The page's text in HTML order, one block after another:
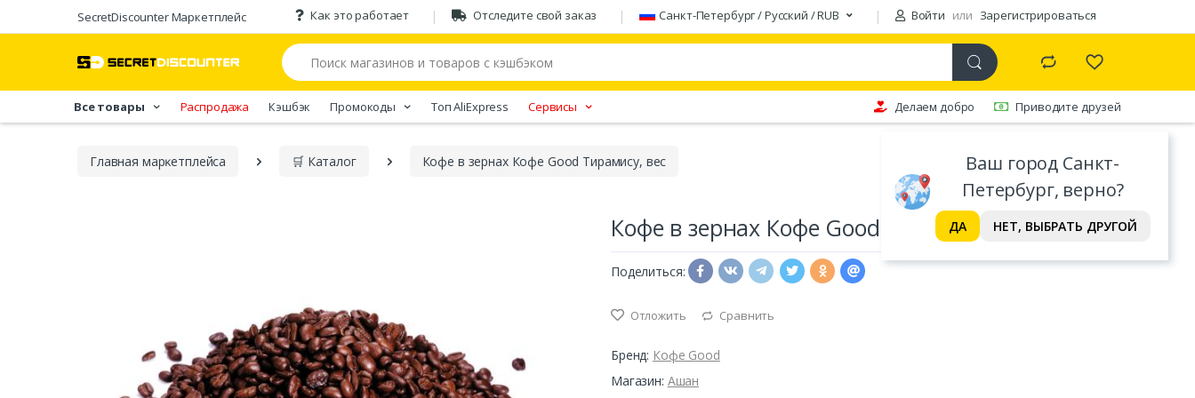
SecretDiscounter Маркетплейс Как это работает Отследите свой заказ Санкт-Петербург / Русский / RUB Войти или Зарегистрироваться
Ваш город Санкт-
Петербург, верно?
ДА НЕТ, ВЫБРАТЬ ДРУГОЙ
Все товары Распродажа Кэшбэк Промокоды Tоп AliExpress Сервисы Делаем добро Приводите друзей
Главная марĸетплейса 🛒 Каталог Кофе в зернах Кофе Good Тирамису, вес
Кофе в зернах Кофе Good Тирамису, вес
Поделиться:
Отложить Сравнить
Бренд: Кофе Good
Магазин: Ашан